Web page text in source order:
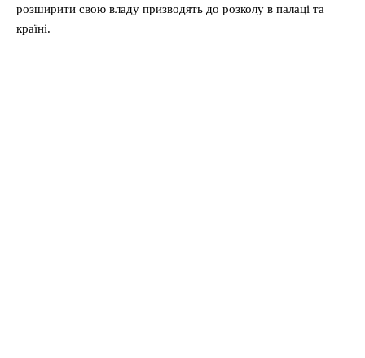
розширити свою владу призводять до розколу в палаці та
країні.